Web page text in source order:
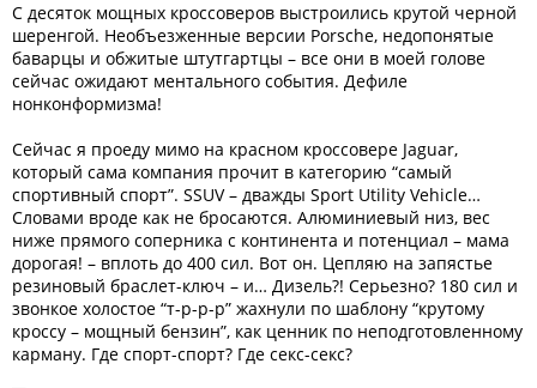
С десяток мощных кроссоверов выстроились крутой черной
шеренгой. Необъезженные версии Porsche, недопонятые
баварцы и обжитые штутгартцы – все они в моей голове
сейчас ожидают ментального события. Дефиле
нонконформизма!
Сейчас я проеду мимо на красном кроссовере Jaguar,
который сама компания прочит в категорию “самый
спортивный спорт”. SSUV – дважды Sport Utility Vehicle…
Словами вроде как не бросаются. Алюминиевый низ, вес
ниже прямого соперника с континента и потенциал – мама
дорогая! – вплоть до 400 сил. Вот он. Цепляю на запястье
резиновый браслет-ключ – и… Дизель?! Серьезно? 180 сил и
звонкое холостое “т-р-р-р” жахнули по шаблону “крутому
кроссу – мощный бензин”, как ценник по неподготовленному
карману. Где спорт-спорт? Где секс-секс?